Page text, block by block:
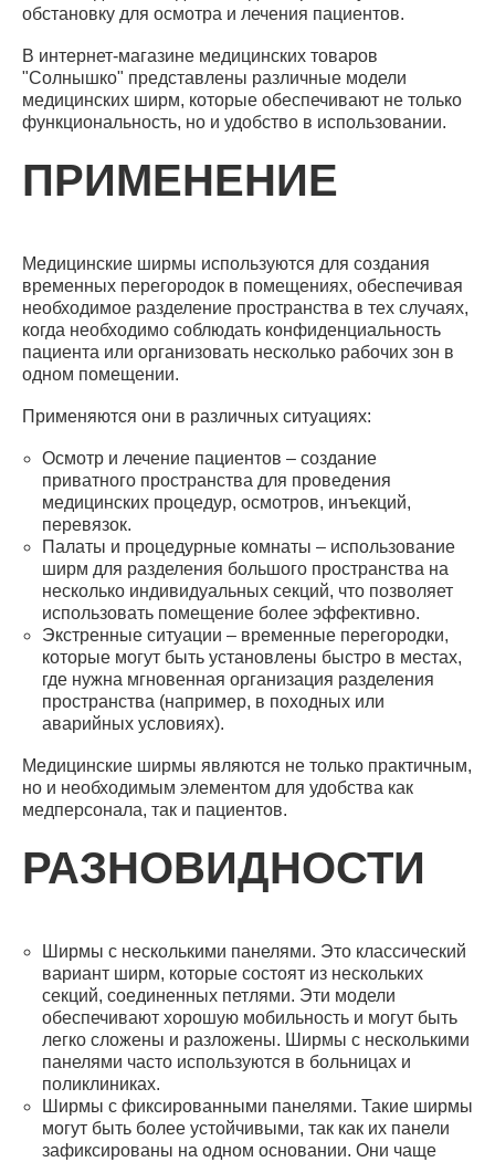
обстановку для осмотра и лечения пациентов.
В интернет-магазине медицинских товаров
"Солнышко" представлены различные модели
медицинских ширм, которые обеспечивают не только
функциональность, но и удобство в использовании.
ПРИМЕНЕНИЕ
Медицинские ширмы используются для создания
временных перегородок в помещениях, обеспечивая
необходимое разделение пространства в тех случаях,
когда необходимо соблюдать конфиденциальность
пациента или организовать несколько рабочих зон в
одном помещении.
Применяются они в различных ситуациях:
Осмотр и лечение пациентов – создание
приватного пространства для проведения
медицинских процедур, осмотров, инъекций,
перевязок.
Палаты и процедурные комнаты – использование
ширм для разделения большого пространства на
несколько индивидуальных секций, что позволяет
использовать помещение более эффективно.
Экстренные ситуации – временные перегородки,
которые могут быть установлены быстро в местах,
где нужна мгновенная организация разделения
пространства (например, в походных или
аварийных условиях).
Медицинские ширмы являются не только практичным,
но и необходимым элементом для удобства как
медперсонала, так и пациентов.
РАЗНОВИДНОСТИ
Ширмы с несколькими панелями. Это классический
вариант ширм, которые состоят из нескольких
секций, соединенных петлями. Эти модели
обеспечивают хорошую мобильность и могут быть
легко сложены и разложены. Ширмы с несколькими
панелями часто используются в больницах и
поликлиниках.
Ширмы с фиксированными панелями. Такие ширмы
могут быть более устойчивыми, так как их панели
зафиксированы на одном основании. Они чаще